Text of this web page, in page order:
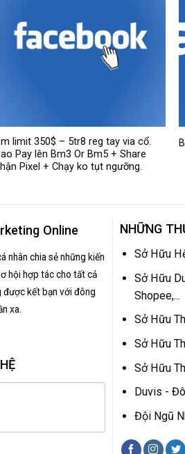
limit 350$ – 5tr8 reg tay via cổ.
Pay lên Bm3 Or Bm5 + Share
Pixel + Chạy ko tụt ngưỡng.
Online
nhân chia sẻ những kiến
hội hợp tác cho tất cả
được kết bạn với đông
xa.
NHỮNG
Sở Hữu
Sở Hữu
Shopee,...
Sở Hữu
Sở Hữu
Sở Hữu
Duvis -
Đội Ngũ